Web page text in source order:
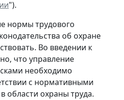
").
нормы трудового
об охране
Во введении к
что управление
необходимо
с нормативными
области охраны труда.